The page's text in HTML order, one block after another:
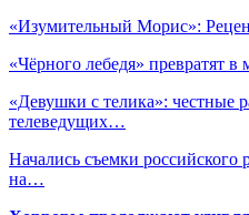
«Изумительный Морис»:
«Чёрного лебедя» превратят в
«Девушки с телика»: честные
телеведущих…
Начались съемки
на…